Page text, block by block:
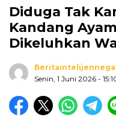
Diduga Tak
Kandang
Dikeluhkan
Senin, 1 Juni 2026 -